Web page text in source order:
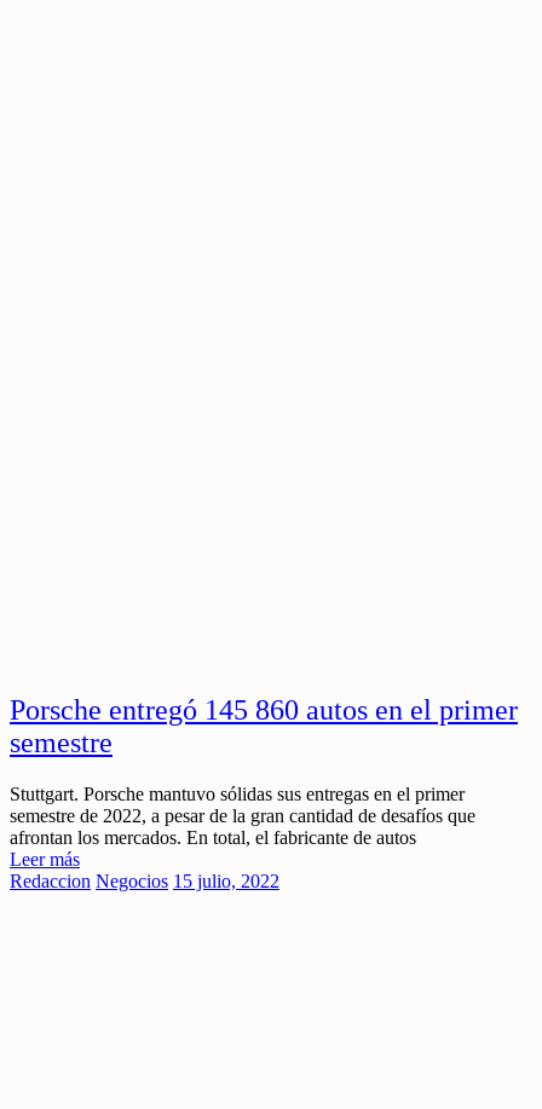
Porsche entregó 145 860 autos en el primer
semestre
Stuttgart. Porsche mantuvo sólidas sus entregas en el primer
semestre de 2022, a pesar de la gran cantidad de desafíos que
afrontan los mercados. En total, el fabricante de autos
Leer más
Redaccion Negocios 15 julio, 2022